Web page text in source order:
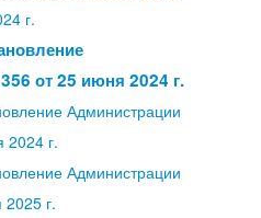
г.
от 25 июня 2024 г.
Администрации
2024 г.
Администрации
г.